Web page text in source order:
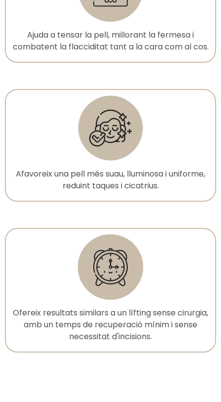
Ajuda a tensar la pell, millorant la fermesa i
combatent la flacciditat tant a la cara com al cos.
Afavoreix una pell més suau, lluminosa i uniforme,
reduint taques i cicatrius.
Ofereix resultats similars a un lífting sense cirurgia,
amb un temps de recuperació mínim i sense
necessitat d'incisions.